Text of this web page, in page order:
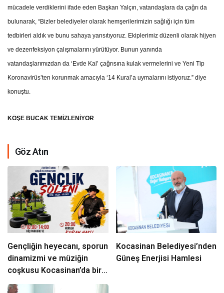
mücadele verdiklerini ifade eden Başkan Yalçın, vatandaşlara da çağrı da
bulunarak, “Bizler belediyeler olarak hemşerilerimizin sağlığı için tüm
tedbirleri aldık ve bunu sahaya yansıtıyoruz. Ekiplerimiz düzenli olarak hijyen
ve dezenfeksiyon çalışmalarını yürütüyor. Bunun yanında
vatandaşlarımızdan da ‘Evde Kal’ çağrısına kulak vermelerini ve Yeni Tip
Koronavirüs’ten korunmak amacıyla ‘14 Kural’a uymalarını istiyoruz.” diye
konuştu.
KÖŞE BUCAK TEMİZLENİYOR
Göz Atın
Gençliğin heyecanı, sporun
dinamizmi ve müziğin
coşkusu Kocasinan’da bir
araya geliyor!
Kocasinan Belediyesi’nden
Güneş Enerjisi Hamlesi